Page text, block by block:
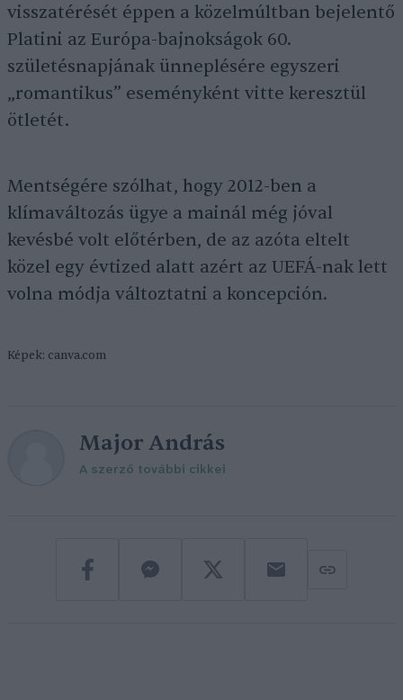
visszatérését éppen a közelmúltban bejelentő
Platini az Európa-bajnokságok 60.
születésnapjának ünneplésére egyszeri
„romantikus” eseményként vitte keresztül
ötletét.
Mentségére szólhat, hogy 2012-ben a
klímaváltozás ügye a mainál még jóval
kevésbé volt előtérben, de az azóta eltelt
közel egy évtized alatt azért az UEFÁ-nak lett
volna módja változtatni a koncepción.
Képek: canva.com
Major András
A szerző további cikkei